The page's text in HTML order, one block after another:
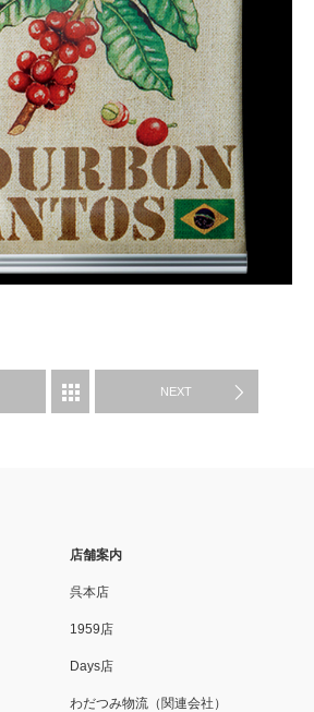
NEXT
店舗案内
呉本店
1959店
Days店
わだつみ物流（関連会社）